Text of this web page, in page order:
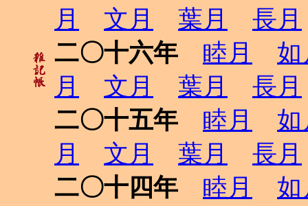
月
文月 葉月
長月
二〇十六年
睦月
如
月
文月 葉月
長月
二〇十五年
睦月
如
月
文月 葉月
長月
二〇十四年
睦月
如